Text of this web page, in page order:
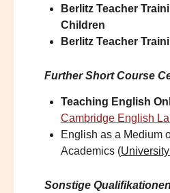
Berlitz Teacher
Children
Berlitz Teacher
Further Short Course
Teaching English
Cambridge English
English as a Medium
Academics (
Sonstige